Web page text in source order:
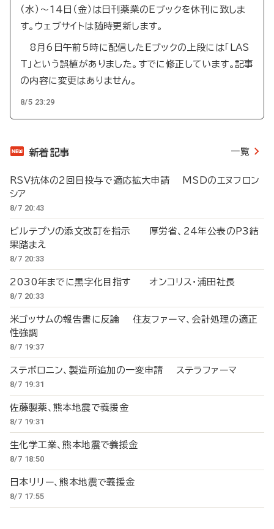
（水）～14日（金）は日刊薬業のEブックを休刊に致しま
す。ウェブサイトは随時更新します。
8月6日午前5時に配信したEブックの上段には「LAS
T」という誤植がありました。すでに修正しています。記事
の内容に変更はありません。
8/5 23:29
新着記事 一覧
RSV抗体の2回目投与で適応拡大申請 MSDのエヌフロン
シア
8/7 20:43
ビルテプソの添文改訂を指示 厚労省、24年公表のP3結
果踏まえ
8/7 20:33
2030年までに黒字化目指す オンコリス・浦田社長
8/7 20:33
米ゴッサムの報告書に反論 住友ファーマ、会計処理の適正
性強調
8/7 19:37
ステボロニン、製造所追加の一変申請 ステラファーマ
8/7 19:31
佐藤製薬、熊本地震で義援金
8/7 19:31
生化学工業、熊本地震で義援金
8/7 18:50
日本リリー、熊本地震で義援金
8/7 17:55